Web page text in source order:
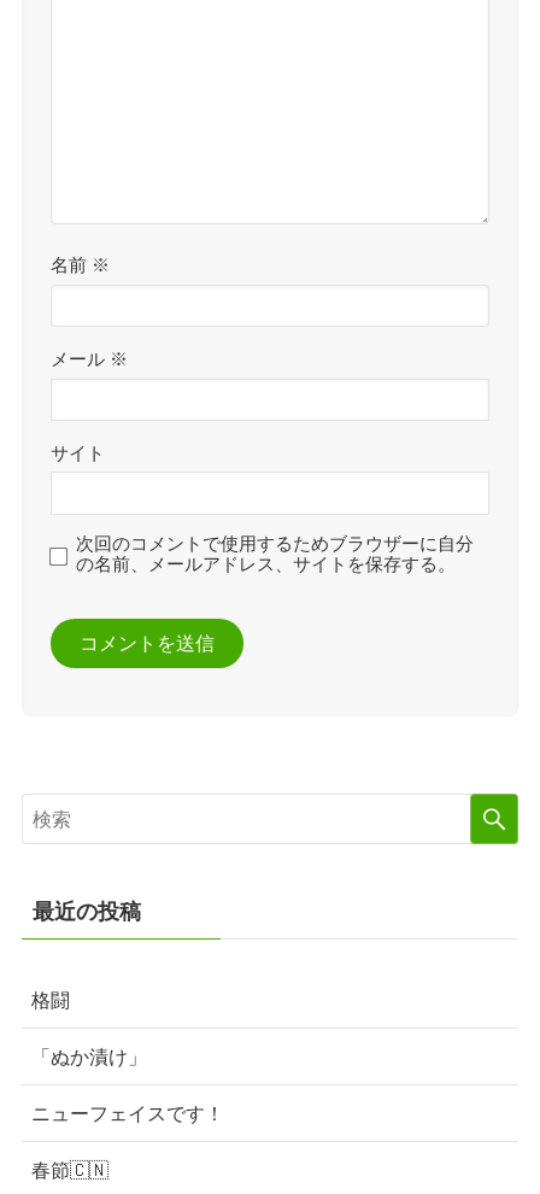
名前 ※
メール ※
サイト
次回のコメントで使用するためブラウザーに自分
の名前、メールアドレス、サイトを保存する。
最近の投稿
格闘
「ぬか漬け」
ニューフェイスです！
春節🇨🇳